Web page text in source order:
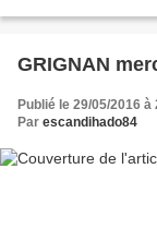
GRIGNAN
Publié le 29/05/2016 à
Par escandihado84